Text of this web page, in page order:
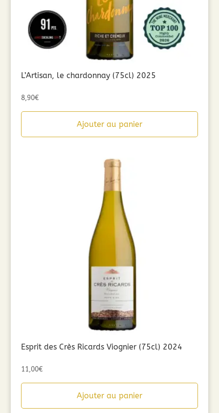
L’Artisan, le chardonnay (75cl) 2025
8,90€
Ajouter au panier
Esprit des Crès Ricards Viognier (75cl) 2024
11,00€
Ajouter au panier